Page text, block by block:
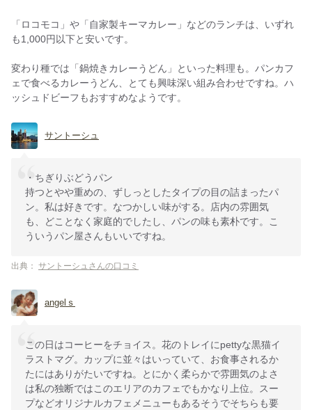
「ロコモコ」や「自家製キーマカレー」などのランチは、いずれ
も1,000円以下と安いです。
変わり種では「鍋焼きカレーうどん」といった料理も。パンカフ
ェで食べるカレーうどん、とても興味深い組み合わせですね。ハ
ッシュドビーフもおすすめなようです。
サントーシュ
・ちぎりぶどうパン
持つとやや重めの、ずしっとしたタイプの目の詰まったパ
ン。私は好きです。なつかしい味がする。店内の雰囲気
も、どことなく家庭的でしたし、パンの味も素朴です。こ
ういうパン屋さんもいいですね。
出典： サントーシュさんの口コミ
angelｓ
この日はコーヒーをチョイス。花のトレイにpettyな黒猫イ
ラストマグ。カップに並々はいっていて、お食事されるか
たにはありがたいですね。とにかく柔らかで雰囲気のよさ
は私の独断ではこのエリアのカフェでもかなり上位。スー
プなどオリジナルカフェメニューもあるそうでそちらも要